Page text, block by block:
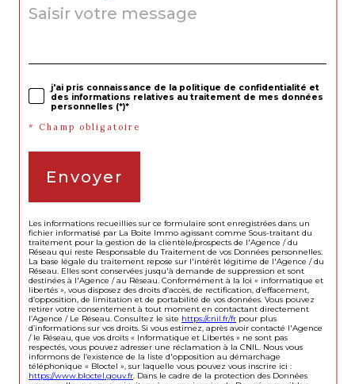
j'ai pris connaissance de la politique de confidentialité et
des informations relatives au traitement de mes données
personnelles (*)*
* Champ obligatoire
Envoyer
Les informations recueillies sur ce formulaire sont enregistrées dans un
fichier informatisé par La Boite Immo agissant comme Sous-traitant du
traitement pour la gestion de la clientèle/prospects de l'Agence / du
Réseau qui reste Responsable du Traitement de vos Données personnelles.
La base légale du traitement repose sur l'intérêt légitime de l'Agence / du
Réseau. Elles sont conservées jusqu'à demande de suppression et sont
destinées à l'Agence / au Réseau. Conformément à la loi « informatique et
libertés », vous disposez des droits d’accès, de rectification, d’effacement,
d’opposition, de limitation et de portabilité de vos données. Vous pouvez
retirer votre consentement à tout moment en contactant directement
l’Agence / Le Réseau. Consultez le site https://cnil.fr/fr pour plus
d’informations sur vos droits. Si vous estimez, après avoir contacté l'Agence
/ le Réseau, que vos droits « Informatique et Libertés » ne sont pas
respectés, vous pouvez adresser une réclamation à la CNIL. Nous vous
informons de l’existence de la liste d'opposition au démarchage
téléphonique « Bloctel », sur laquelle vous pouvez vous inscrire ici :
https://www.bloctel.gouv.fr . Dans le cadre de la protection des Données